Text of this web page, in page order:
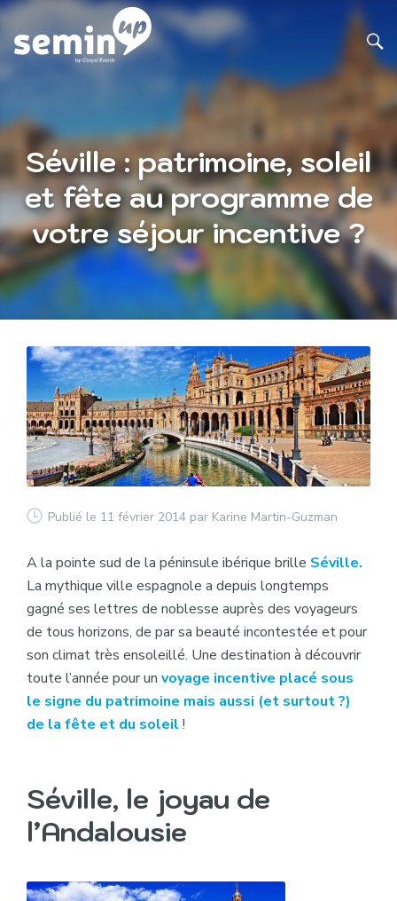
Séville : patrimoine, soleil
et fête au programme de
votre séjour incentive ?
Publié le 11 février 2014 par Karine Martin-Guzman
A la pointe sud de la péninsule ibérique brille Séville.
La mythique ville espagnole a depuis longtemps
gagné ses lettres de noblesse auprès des voyageurs
de tous horizons, de par sa beauté incontestée et pour
son climat très ensoleillé. Une destination à découvrir
toute l’année pour unvoyage incentive placé sous
le signe du patrimoine mais aussi (et surtout ?)
de la fête et du soleil !
Séville, le joyau de
l’Andalousie